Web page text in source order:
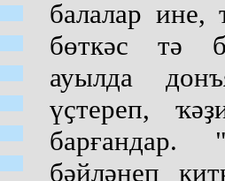
балалар
бөткәс тә
ауылда
үҫтереп,
барғандар.
бәйләнеп